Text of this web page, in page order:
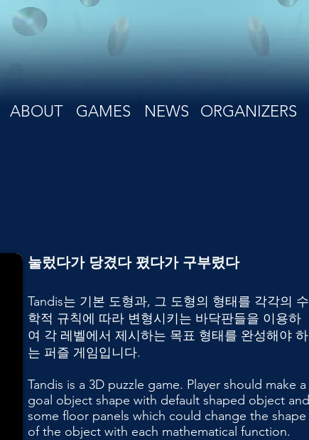
ABOUT GAMES NEWS ORGANIZERS
눌렀다가 당겼다 폈다가 구부렸다
Tandis는 기본 도형과, 그 도형의 형태를 각각의 수
학적 규칙에 따라 변형시키는 바닥판들을 이용하
여 각 레벨에서 제시하는 목표 형태를 완성해야 하
는 퍼즐 게임입니다.
Tandis is a 3D puzzle game. Player should make a
goal object shape with default shaped object and
some floor panels which could change the shape
of the object with each mathematical function.